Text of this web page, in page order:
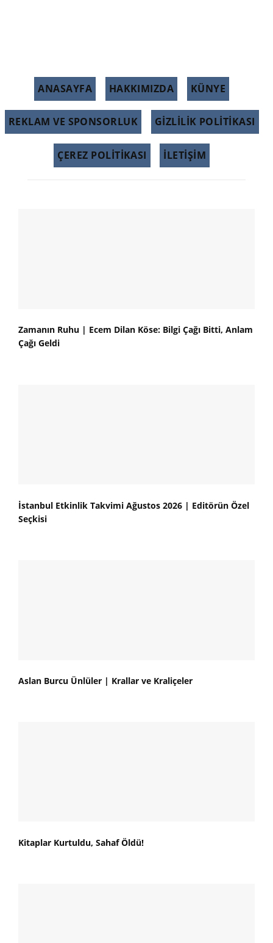
ANASAYFA HAKKIMIZDA KÜNYE
REKLAM VE SPONSORLUK GIZLILIK POLITIKASI
ÇEREZ POLITIKASI İLETİŞİM
Zamanın Ruhu | Ecem Dilan Köse: Bilgi Çağı Bitti, Anlam
Çağı Geldi
İstanbul Etkinlik Takvimi Ağustos 2026 | Editörün Özel
Seçkisi
Aslan Burcu Ünlüler | Krallar ve Kraliçeler
Kitaplar Kurtuldu, Sahaf Öldü!